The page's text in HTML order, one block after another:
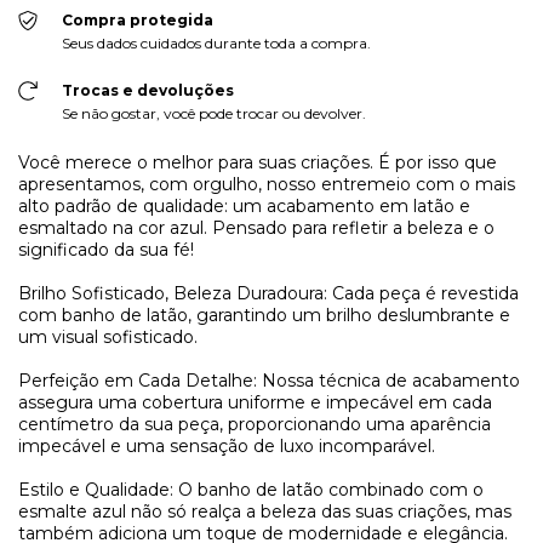
Compra protegida
Seus dados cuidados durante toda a compra.
Trocas e devoluções
Se não gostar, você pode trocar ou devolver.
Você merece o melhor para suas criações. É por isso que
apresentamos, com orgulho, nosso entremeio com o mais
alto padrão de qualidade: um acabamento em latão e
esmaltado na cor azul. Pensado para refletir a beleza e o
significado da sua fé!
Brilho Sofisticado, Beleza Duradoura: Cada peça é revestida
com banho de latão, garantindo um brilho deslumbrante e
um visual sofisticado.
Perfeição em Cada Detalhe: Nossa técnica de acabamento
assegura uma cobertura uniforme e impecável em cada
centímetro da sua peça, proporcionando uma aparência
impecável e uma sensação de luxo incomparável.
Estilo e Qualidade: O banho de latão combinado com o
esmalte azul não só realça a beleza das suas criações, mas
também adiciona um toque de modernidade e elegância.